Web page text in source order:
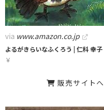
via www.amazon.co.jp
よるがきらいなふくろう | 仁科 幸
￥
販売サイトへ